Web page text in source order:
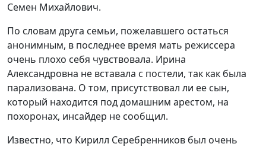
Семен Михайлович.
По словам друга семьи, пожелавшего остаться
анонимным, в последнее время мать режиссера
очень плохо себя чувствовала. Ирина
Александровна не вставала с постели, так как была
парализована. О том, присутствовал ли ее сын,
который находится под домашним арестом, на
похоронах, инсайдер не сообщил.
Известно, что Кирилл Серебренников был очень